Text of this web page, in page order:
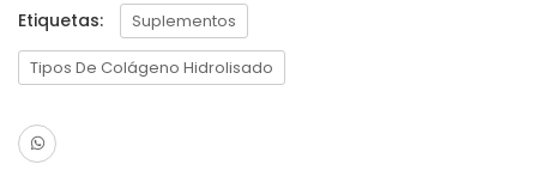
Etiquetas: Suplementos
Tipos De Colágeno Hidrolisado